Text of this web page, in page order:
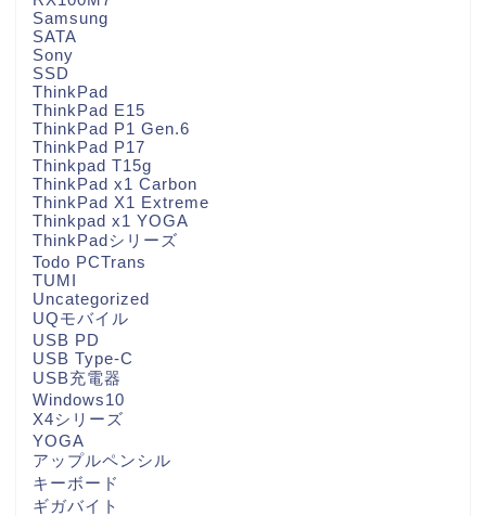
Samsung
SATA
Sony
SSD
ThinkPad
ThinkPad E15
ThinkPad P1 Gen.6
ThinkPad P17
Thinkpad T15g
ThinkPad x1 Carbon
ThinkPad X1 Extreme
Thinkpad x1 YOGA
ThinkPadシリーズ
Todo PCTrans
TUMI
Uncategorized
UQモバイル
USB PD
USB Type-C
USB充電器
Windows10
X4シリーズ
YOGA
アップルペンシル
キーボード
ギガバイト